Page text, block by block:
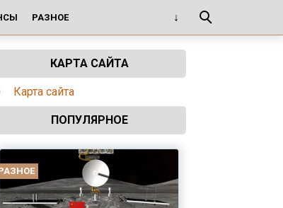
РАЗНОЕ
КАРТА САЙТА
Карта сайта
ПОПУЛЯРНОЕ